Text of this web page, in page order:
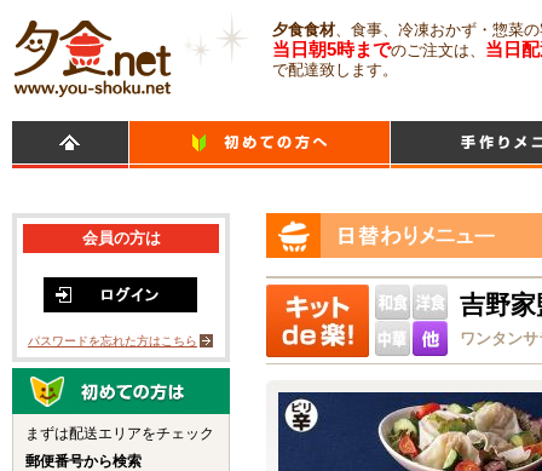
夕食食材、食事、冷凍おかず・惣菜
当日朝5時までのご注文は、 当日
で配達致します。
吉野
ワンタンサ
会員の方は
パスワードを忘れた方はこちら
まずは配送エリアをチェック
郵便番号から検索